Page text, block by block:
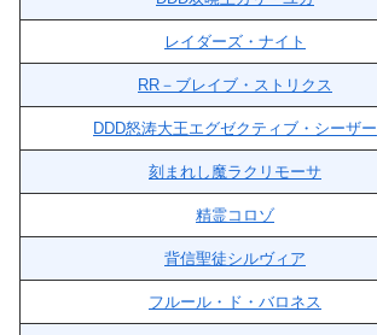
レイダーズ・ナイト
RR－ブレイブ・ストリクス
DDD怒涛大王エグゼクティブ・シーザー
刻まれし魔ラクリモーサ
精霊コロゾ
背信聖徒シルヴィア
フルール・ド・バロネス